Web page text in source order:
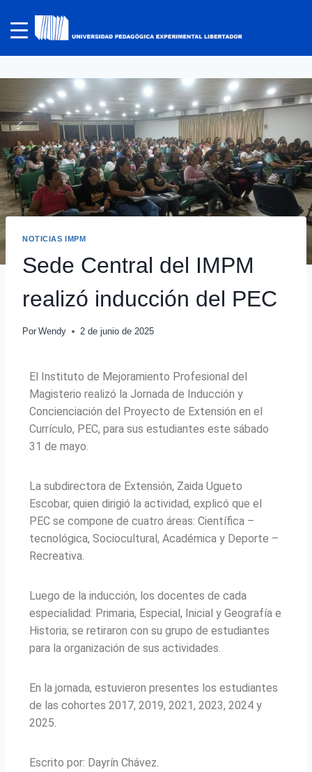
NOTICIAS IMPM
Sede Central del IMPM
realizó inducción del PEC
Por Wendy 2 de junio de 2025
El Instituto de Mejoramiento Profesional del
Magisterio realizó la Jornada de Inducción y
Concienciación del Proyecto de Extensión en el
Currículo, PEC, para sus estudiantes este sábado
31 de mayo.
La subdirectora de Extensión, Zaida Ugueto
Escobar, quien dirigió la actividad, explicó que el
PEC se compone de cuatro áreas: Científica –
tecnológica, Sociocultural, Académica y Deporte –
Recreativa.
Luego de la inducción, los docentes de cada
especialidad: Primaria, Especial, Inicial y Geografía e
Historia; se retiraron con su grupo de estudiantes
para la organización de sus actividades.
En la jornada, estuvieron presentes los estudiantes
de las cohortes 2017, 2019, 2021, 2023, 2024 y
2025.
Escrito por: Dayrín Chávez.